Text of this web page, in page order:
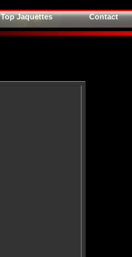
Top Jaquettes Contact